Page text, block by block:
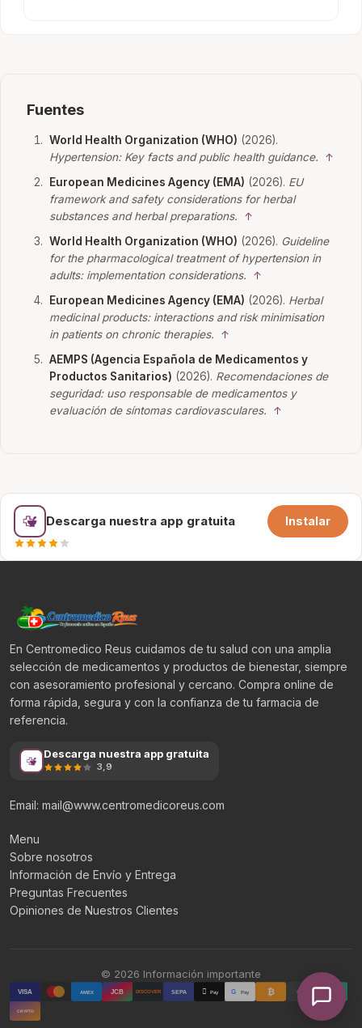
Fuentes
World Health Organization (WHO) (2026).
Hypertension: Key facts and public health guidance.
↑
European Medicines Agency (EMA) (2026). EU
framework and safety considerations for herbal
substances and herbal preparations.
↑
World Health Organization (WHO) (2026). Guideline
for the pharmacological treatment of hypertension in
adults: implementation considerations.
↑
European Medicines Agency (EMA) (2026). Herbal
medicinal products: interactions and risk minimisation
in patients on chronic therapies.
↑
AEMPS (Agencia Española de Medicamentos y
Productos Sanitarios) (2026). Recomendaciones de
seguridad: uso responsable de medicamentos y
evaluación de síntomas cardiovasculares.
↑
Descarga nuestra app gratuita Instalar
En Centromedico Reus cuidamos de tu salud con una amplia
selección de medicamentos y productos de bienestar, siempre
con asesoramiento profesional y cercano. Compra online de
forma rápida, segura y con la confianza de tu farmacia de
referencia.
Descarga nuestra app gratuita
3,9
Email: mail@www.centromedicoreus.com
Menu
Sobre nosotros
Información de Envío y Entrega
Preguntas Frecuentes
Opiniones de Nuestros Clientes
© 2026 Información importante
VISA AMEX JCB DISCOVER SEPA  Pay G Pay ₿ ₮
CRYPTO